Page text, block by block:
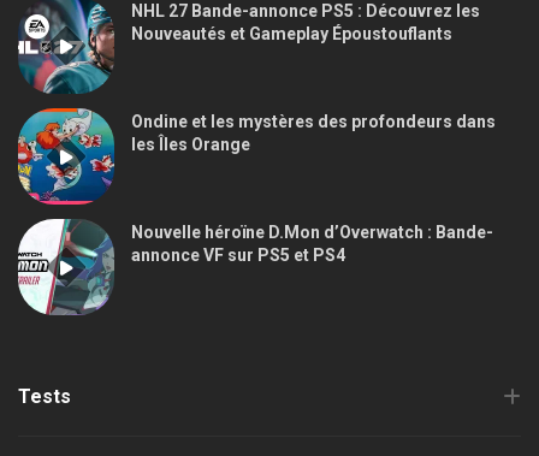
NHL 27 Bande-annonce PS5 : Découvrez les
Nouveautés et Gameplay Époustouflants
Ondine et les mystères des profondeurs dans
les Îles Orange
Nouvelle héroïne D.Mon d’Overwatch : Bande-
annonce VF sur PS5 et PS4
Tests